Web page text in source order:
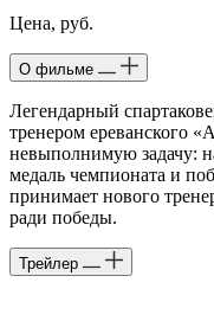
Цена, руб.
О фильме
Легендарный
тренером ереванского
невыполнимую задачу:
медаль чемпионата и
принимает нового
ради победы.
Трейлер